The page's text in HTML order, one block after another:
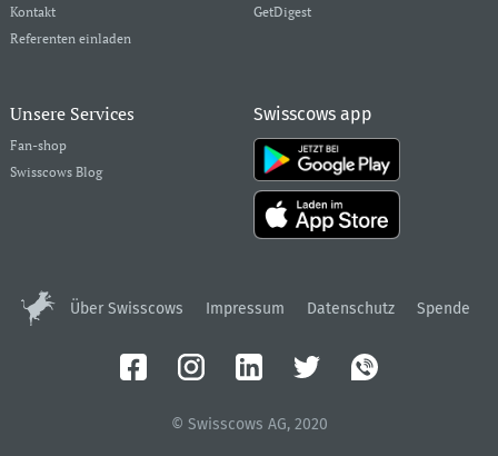
Kontakt
Referenten einladen
GetDigest
Unsere Services
Fan-shop
Swisscows Blog
Swisscows app
Über Swisscows Impressum Datenschutz Spende
© Swisscows AG, 2020